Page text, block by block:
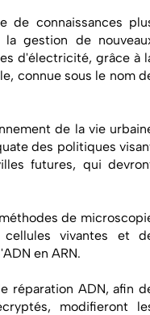
de connaissances
gestion de
d'électricité, grâce à
connue sous le nom
de la vie
des politiques
futures, qui
de
vivantes et
en ARN.
réparation ADN, afin
modifieront